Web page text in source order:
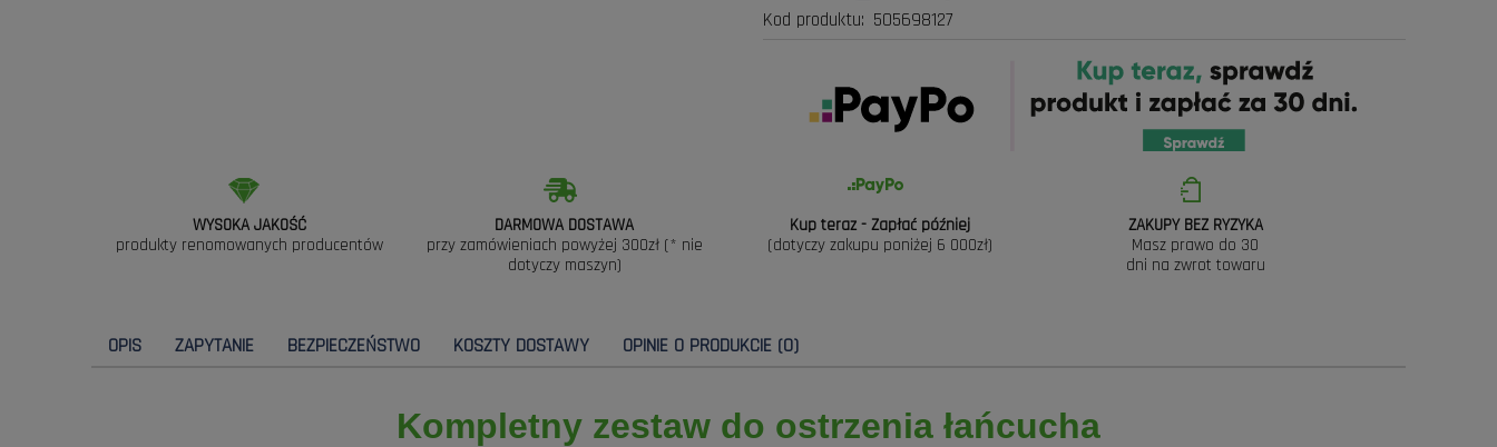
Kod produktu: 505698127
WYSOKA JAKOŚĆ
produkty renomowanych producentów
DARMOWA DOSTAWA
przy zamówieniach powyżej 300zł (* nie
dotyczy maszyn)
Kup teraz - Zapłać później
(dotyczy zakupu poniżej 6 000zł)
ZAKUPY BEZ RYZYKA
Masz prawo do 30
dni na zwrot towaru
OPIS ZAPYTANIE BEZPIECZEŃSTWO KOSZTY DOSTAWY OPINIE O PRODUKCIE (0)
Kompletny zestaw do ostrzenia łańcucha